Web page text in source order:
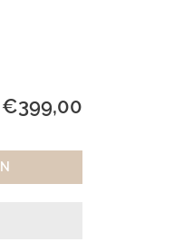
€399,00